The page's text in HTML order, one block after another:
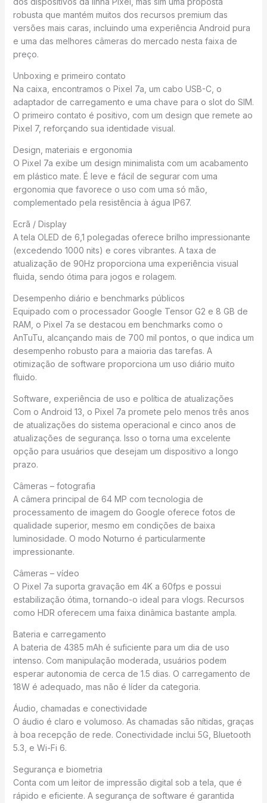
robusta que mantém muitos dos recursos premium das
versões mais caras, incluindo uma experiência Android pura
e uma das melhores câmeras do mercado nesta faixa de
preço.
Unboxing e primeiro contato
Na caixa, encontramos o Pixel 7a, um cabo USB-C, o
adaptador de carregamento e uma chave para o slot do SIM.
O primeiro contato é positivo, com um design que remete ao
Pixel 7, reforçando sua identidade visual.
Design, materiais e ergonomia
O Pixel 7a exibe um design minimalista com um acabamento
em plástico mate. É leve e fácil de segurar com uma
ergonomia que favorece o uso com uma só mão,
complementado pela resistência à água IP67.
Ecrã / Display
A tela OLED de 6,1 polegadas oferece brilho impressionante
(excedendo 1000 nits) e cores vibrantes. A taxa de
atualização de 90Hz proporciona uma experiência visual
fluida, sendo ótima para jogos e rolagem.
Desempenho diário e benchmarks públicos
Equipado com o processador Google Tensor G2 e 8 GB de
RAM, o Pixel 7a se destacou em benchmarks como o
AnTuTu, alcançando mais de 700 mil pontos, o que indica um
desempenho robusto para a maioria das tarefas. A
otimização de software proporciona um uso diário muito
fluido.
Software, experiência de uso e política de atualizações
Com o Android 13, o Pixel 7a promete pelo menos três anos
de atualizações do sistema operacional e cinco anos de
atualizações de segurança. Isso o torna uma excelente
opção para usuários que desejam um dispositivo a longo
prazo.
Câmeras – fotografia
A câmera principal de 64 MP com tecnologia de
processamento de imagem do Google oferece fotos de
qualidade superior, mesmo em condições de baixa
luminosidade. O modo Noturno é particularmente
impressionante.
Câmeras – vídeo
O Pixel 7a suporta gravação em 4K a 60fps e possui
estabilização ótima, tornando-o ideal para vlogs. Recursos
como HDR oferecem uma faixa dinâmica bastante ampla.
Bateria e carregamento
A bateria de 4385 mAh é suficiente para um dia de uso
intenso. Com manipulação moderada, usuários podem
esperar autonomia de cerca de 1.5 dias. O carregamento de
18W é adequado, mas não é líder da categoria.
Áudio, chamadas e conectividade
O áudio é claro e volumoso. As chamadas são nítidas, graças
à boa recepção de rede. Conectividade inclui 5G, Bluetooth
5.3, e Wi-Fi 6.
Segurança e biometria
Conta com um leitor de impressão digital sob a tela, que é
rápido e eficiente. A segurança de software é garantida